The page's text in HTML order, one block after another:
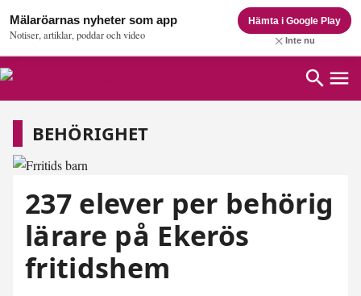
Mälaröarnas nyheter som app
Notiser, artiklar, poddar och video
Hämta i Google Play
Inte nu
Behörighet
BEHÖRIGHET
237 elever per behörig
lärare på Ekerös
fritidshem